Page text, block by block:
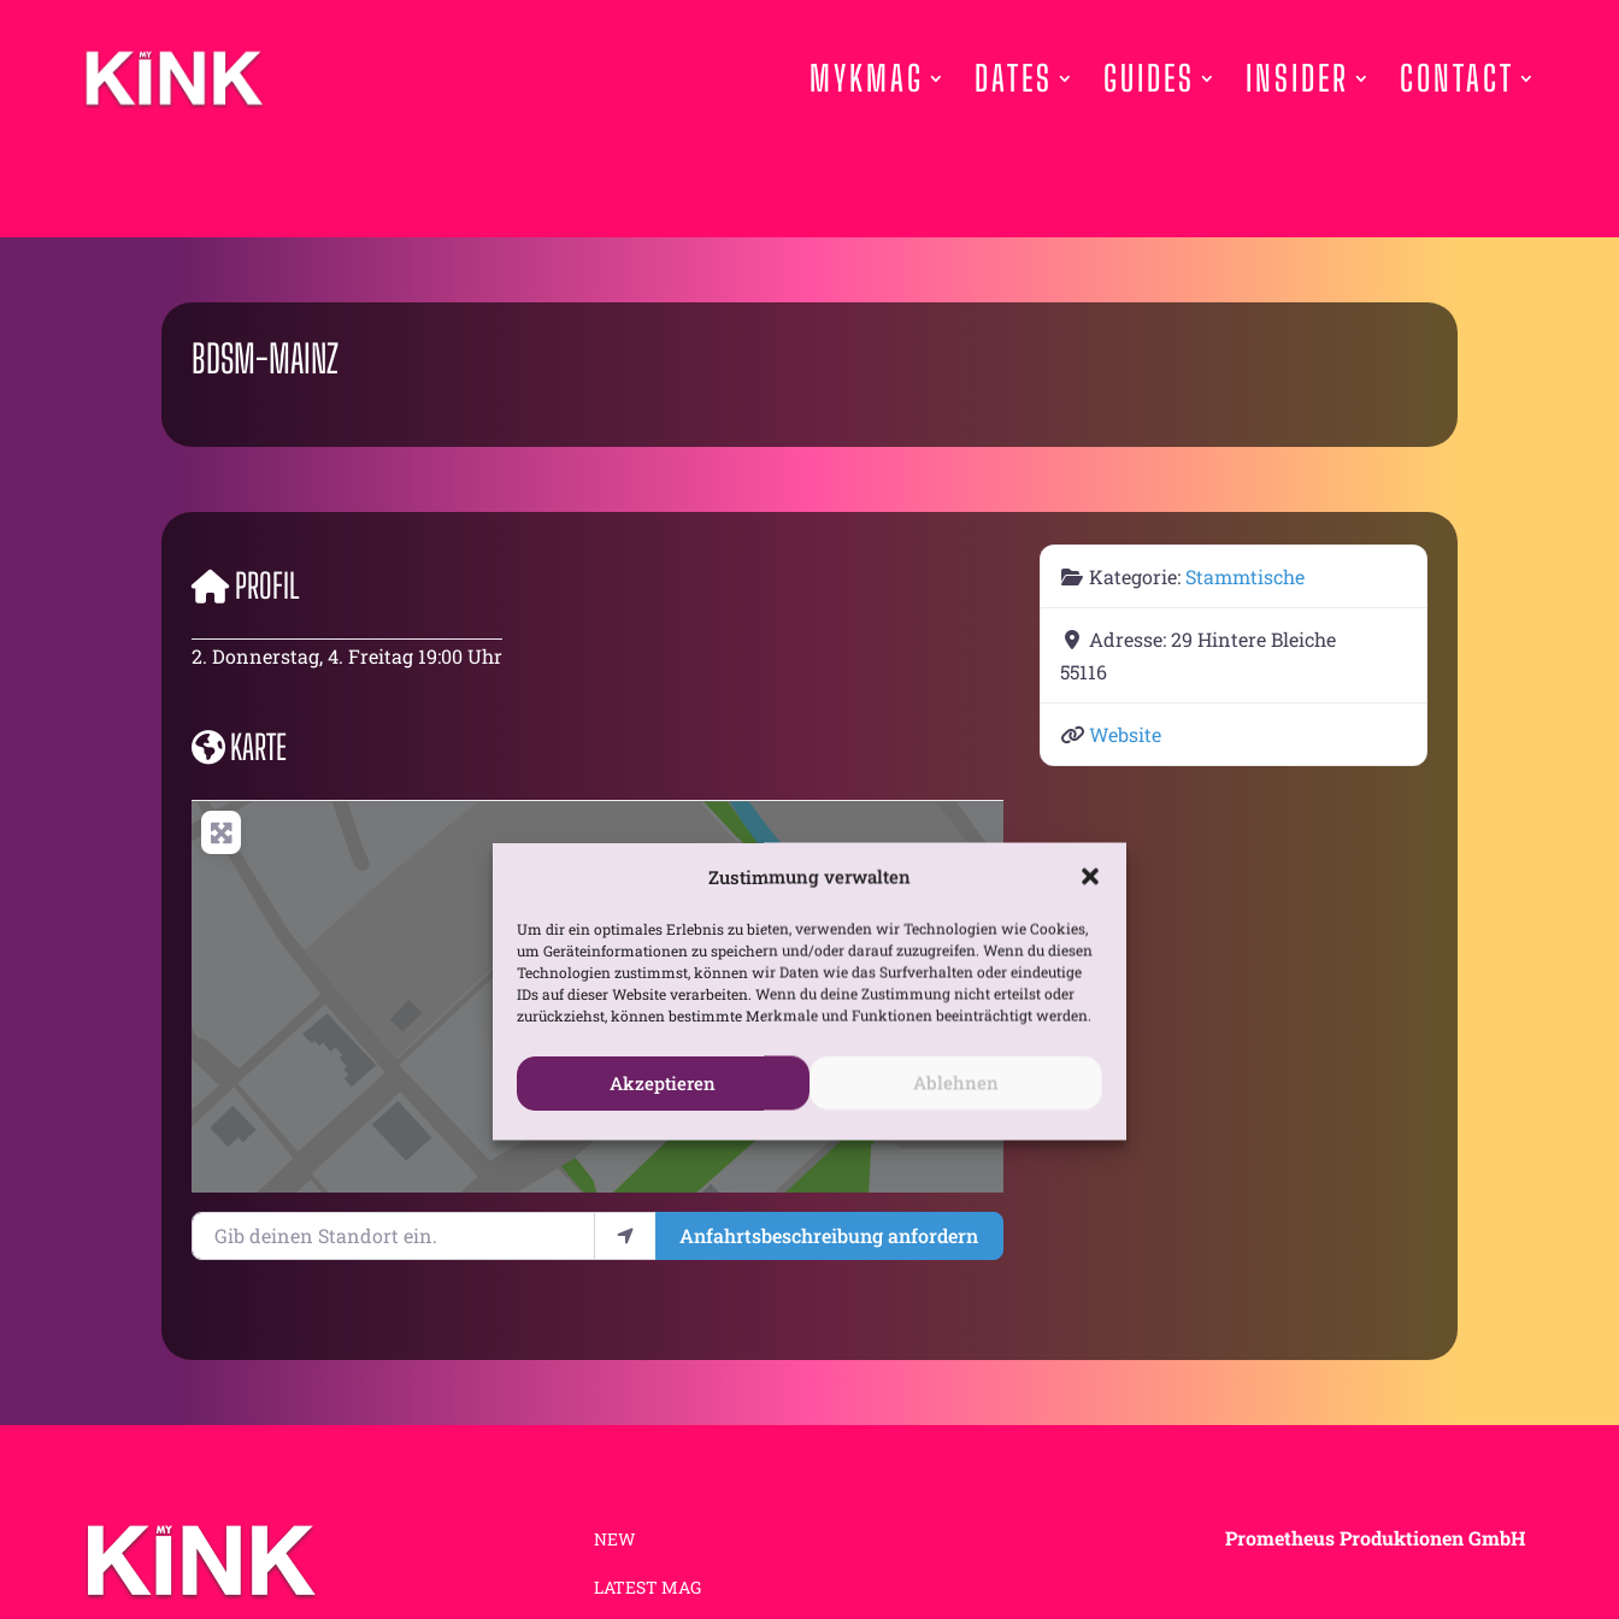
Zustimmung verwalten
Um dir ein optimales Erlebnis zu bieten, verwenden wir Technologien wie Cookies,
um Geräteinformationen zu speichern und/oder darauf zuzugreifen. Wenn du diesen
Technologien zustimmst, können wir Daten wie das Surfverhalten oder eindeutige
IDs auf dieser Website verarbeiten. Wenn du deine Zustimmung nicht erteilst oder
zurückziehst, können bestimmte Merkmale und Funktionen beeinträchtigt werden.
Akzeptieren Ablehnen
MYKMAG DATES GUIDES INSIDER CONTACT
BDSM-MAINZ
PROFIL
2. Donnerstag, 4. Freitag 19:00 Uhr
KARTE
Karte laden
Gib deinen Standort ein. Anfahrtsbeschreibung anfordern
Kategorie: Stammtische
Adresse:29 Hintere Bleiche
55116
Website
NEW
LATEST MAG
Prometheus Produktionen GmbH